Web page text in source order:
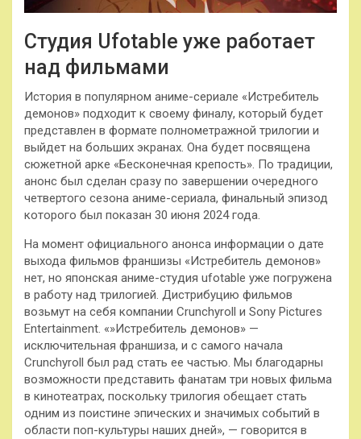
Студия Ufotable уже работает
над фильмами
История в популярном аниме-сериале «Истребитель
демонов» подходит к своему финалу, который будет
представлен в формате полнометражной трилогии и
выйдет на больших экранах. Она будет посвящена
сюжетной арке «Бесконечная крепость». По традиции,
анонс был сделан сразу по завершении очередного
четвертого сезона аниме-сериала, финальный эпизод
которого был показан 30 июня 2024 года.
На момент официального анонса информации о дате
выхода фильмов франшизы «Истребитель демонов»
нет, но японская аниме-студия ufotable уже погружена
в работу над трилогией. Дистрибуцию фильмов
возьмут на себя компании Crunchyroll и Sony Pictures
Entertainment. «»Истребитель демонов» —
исключительная франшиза, и с самого начала
Crunchyroll был рад стать ее частью. Мы благодарны
возможности представить фанатам три новых фильма
в кинотеатрах, поскольку трилогия обещает стать
одним из поистине эпических и значимых событий в
области поп-культуры наших дней», — говорится в